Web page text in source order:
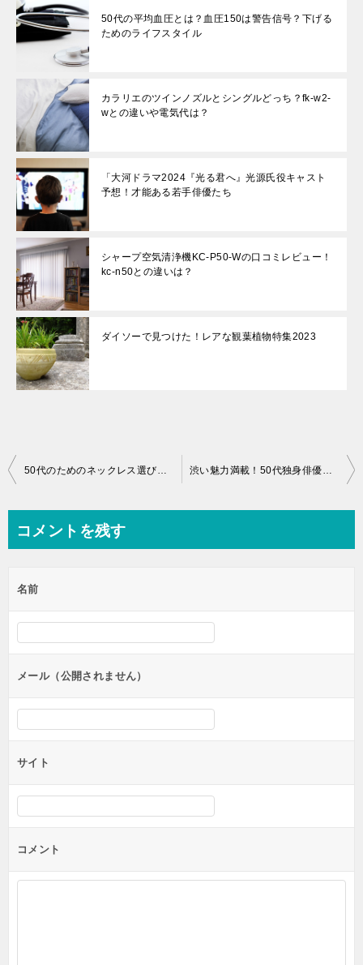
50代の平均血圧とは？血圧150は警告信号？下げる
ためのライフスタイル
カラリエのツインノズルとシングルどっち？fk-w2-
wとの違いや電気代は？
「大河ドラマ2024『光る君へ』光源氏役キャスト
予想！才能ある若手俳優たち
シャープ空気清浄機KC-P50-Wの口コミレビュー！
kc-n50との違いは？
ダイソーで見つけた！レアな観葉植物特集2023
投
ビ
ー
シ
ン
50代のためのネックレス選び！普段使いから特別な日のハイブランドまで 渋い魅力満載！50代独身俳優たちの魅力に迫る！愛されるその秘密とは？
コメントを残す
名前
メール（公開されません）
サイト
コメント